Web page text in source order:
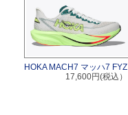
HOKA MACH7 マッハ7 FYZ
17,600円(税込）